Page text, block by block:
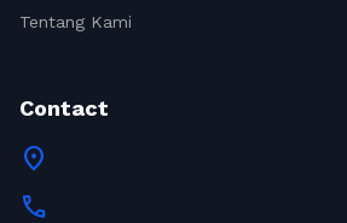
Tentang Kami
Contact
location_on
call